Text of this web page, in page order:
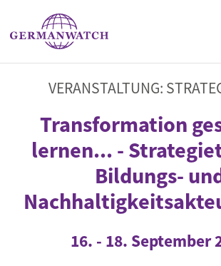
Direkt zum Inhalt
Stichwortsuche
VERANSTALTUNG:
Transformation
lernen... -
Bildungs-
16. - 18. September